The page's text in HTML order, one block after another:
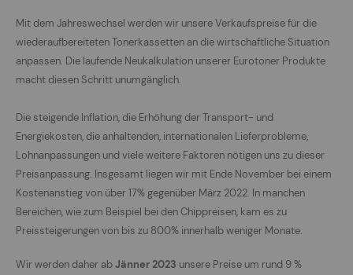
Mit dem Jahreswechsel werden wir unsere Verkaufspreise für die
wiederaufbereiteten Tonerkassetten an die wirtschaftliche Situation
anpassen. Die laufende Neukalkulation unserer Eurotoner Produkte
macht diesen Schritt unumgänglich.
Die steigende Inflation, die Erhöhung der Transport- und
Energiekosten, die anhaltenden, internationalen Lieferprobleme,
Lohnanpassungen und viele weitere Faktoren nötigen uns zu dieser
Preisanpassung. Insgesamt liegen wir mit Ende November bei einem
Kostenanstieg von über 17% gegenüber März 2022. In manchen
Bereichen, wie zum Beispiel bei den Chippreisen, kam es zu
Preissteigerungen von bis zu 800% innerhalb weniger Monate.
Wir werden daher abJänner 2023 unsere Preise um rund 9 %